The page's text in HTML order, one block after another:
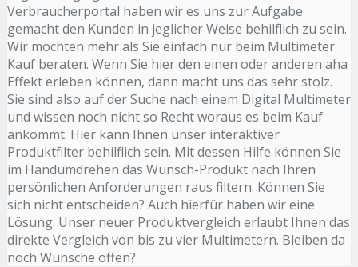
Verbraucherportal haben wir es uns zur Aufgabe
gemacht den Kunden in jeglicher Weise behilflich zu sein.
Wir möchten mehr als Sie einfach nur beim Multimeter
Kauf beraten. Wenn Sie hier den einen oder anderen aha
Effekt erleben können, dann macht uns das sehr stolz.
Sie sind also auf der Suche nach einem Digital Multimeter
und wissen noch nicht so Recht woraus es beim Kauf
ankommt. Hier kann Ihnen unser interaktiver
Produktfilter behilflich sein. Mit dessen Hilfe können Sie
im Handumdrehen das Wunsch-Produkt nach Ihren
persönlichen Anforderungen raus filtern. Können Sie
sich nicht entscheiden? Auch hierfür haben wir eine
Lösung. Unser neuer Produktvergleich erlaubt Ihnen das
direkte Vergleich von bis zu vier Multimetern. Bleiben da
noch Wünsche offen?